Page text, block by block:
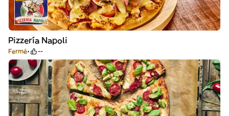
Pizzería Napoli
Fermé --